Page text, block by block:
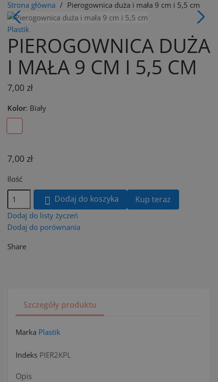
Strona główna
Pierogownica duża i mała 9 cm i 5,5 cm
Plastik
PIEROGOWNICA DUŻA
I MAŁA 9 CM I 5,5 CM
7,00 zł
Kolor: Biały
7,00 zł
Ilość
 Dodaj do koszyka Kup teraz
Dodaj do listy życzeń
Dodaj do porównania
Share
Szczegóły produktu
Marka Plastik
Indeks PIER2KPL
Opis